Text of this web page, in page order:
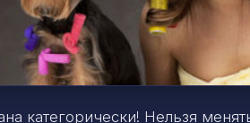
категорически! Нельзя